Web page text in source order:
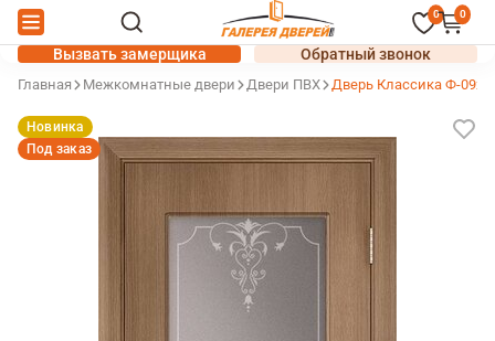
0 0
Вызвать замерщика Обратный звонок
Главная Межкомнатные двери Двери ПВХ Дверь Классика Ф-09х
Новинка
Под заказ